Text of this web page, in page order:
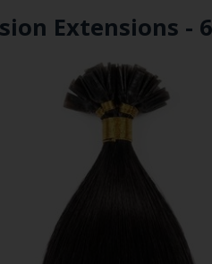
Extensions -